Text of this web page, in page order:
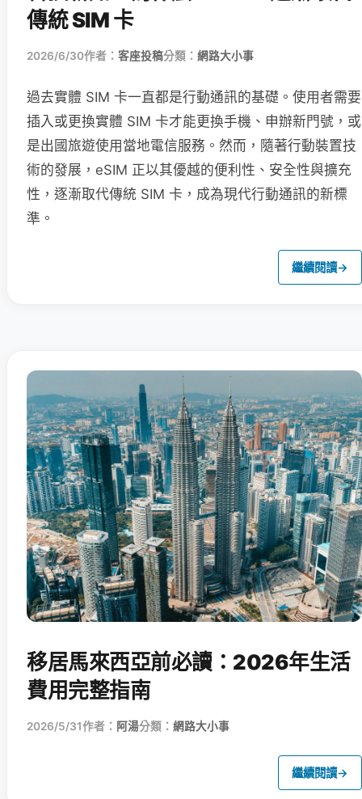
傳統 SIM 卡
2026/6/30作者： 客座投稿分類： 網路大小事
過去實體 SIM 卡一直都是行動通訊的基礎。使用者需要
插入或更換實體 SIM 卡才能更換手機、申辦新門號，或
是出國旅遊使用當地電信服務。然而，隨著行動裝置技
術的發展，eSIM 正以其優越的便利性、安全性與擴充
性，逐漸取代傳統 SIM 卡，成為現代行動通訊的新標
準。
繼續閱讀→
移居馬來西亞前必讀：2026年生活
費用完整指南
2026/5/31作者： 阿湯分類： 網路大小事
繼續閱讀→